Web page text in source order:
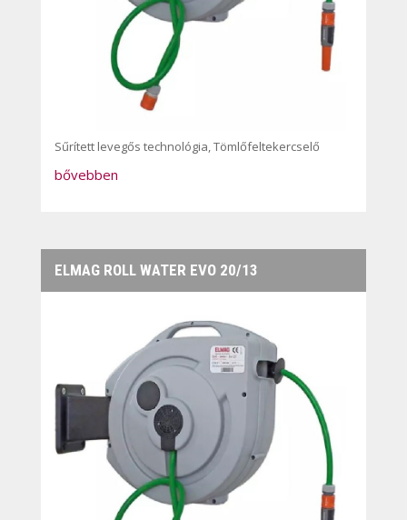
Sűrített levegős technológia,Tömlőfeltekercselő
bővebben
ELMAG ROLL WATER EVO 20/13